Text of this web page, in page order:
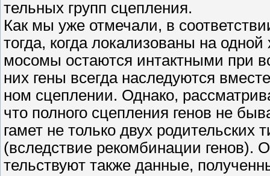
тельных групп сцепления.
Как мы уже отмечали, в
тогда, когда локализованы на
мосомы остаются интактными при
них гены всегда наследуются
ном сцеплении. Однако,
что полного сцепления генов не
гамет не только двух родительских
(вследствие рекомбинации генов).
тельствуют также данные,